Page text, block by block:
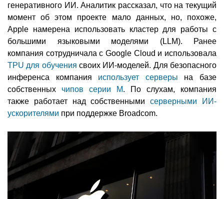
генеративного ИИ. Аналитик рассказал, что на текущий
момент об этом проекте мало данных, но, похоже,
Apple намерена использовать кластер для работы с
большими языковыми моделями (LLM). Ранее
компания сотрудничала с Google Cloud и использовала
TPU для обучения своих ИИ-моделей. Для безопасного
инференса компания использует серверы на базе
собственных чипов серии M. По слухам, компания
также работает над собственнымисерверными ИИ-
ускорителями при поддержке Broadcom.